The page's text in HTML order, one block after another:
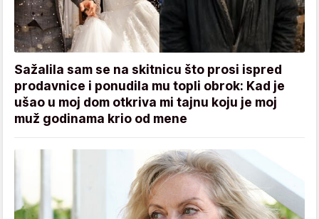
Sažalila sam se na skitnicu što prosi ispred
prodavnice i ponudila mu topli obrok: Kad je
ušao u moj dom otkriva mi tajnu koju je moj
muž godinama krio od mene